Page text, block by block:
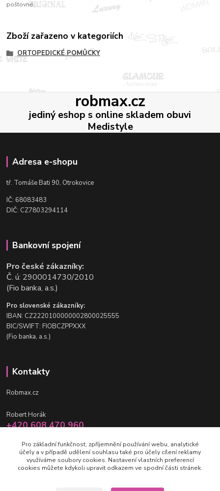
poštovné....
Zboží zařazeno v kategoriích
ORTOPEDICKÉ POMŮCKY
robmax.cz
jediný eshop s online skladem obuvi
Medistyle
Adresa e-shopu
tř. Tomáše Bati 90, Otrokovice
IČ: 68083483
DIČ: CZ7803294114
Bankovní spojení
Pro české zákazníky:
Č. ú: 2900014730/2010
(Fio banka, a.s.)
Pro slovenské zákazníky:
IBAN: CZ2220100000002800025555
BIC/SWIFT: FIOBCZPPXXX
(Fio banka, a.s.)
Kontakty
Robmax.cz
Robert Horák
+420 608 470 960
info@robmax.cz
Pro základní funkčnost, zpříjemnění používání webu, analytické
účely a v případě udělení souhlasu také pro účely cílení reklamy
využíváme soubory cookies. Nastavení vlastních preferencí
cookies můžete kdykoli upravit odkazem ve spodní části stránek.